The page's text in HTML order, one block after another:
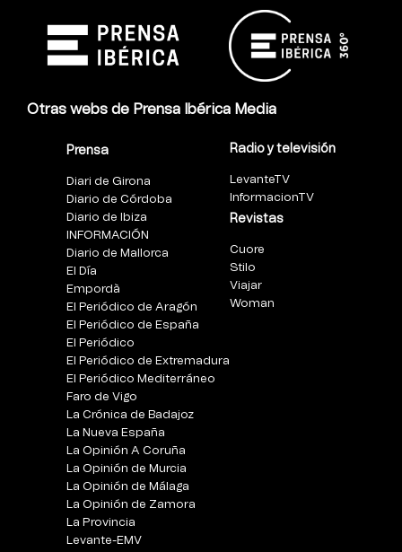
Otras webs de Prensa Ibérica Media
Prensa
Diari de Girona
Diario de Córdoba
Diario de Ibiza
INFORMACIÓN
Diario de Mallorca
El Día
Empordà
El Periódico de Aragón
El Periódico de España
El Periódico
El Periódico de Extremadura
El Periódico Mediterráneo
Faro de Vigo
La Crónica de Badajoz
La Nueva España
La Opinión A Coruña
La Opinión de Murcia
La Opinión de Málaga
La Opinión de Zamora
La Provincia
Levante-EMV
Radio y televisión
LevanteTV
InformacionTV
Revistas
Cuore
Stilo
Viajar
Woman